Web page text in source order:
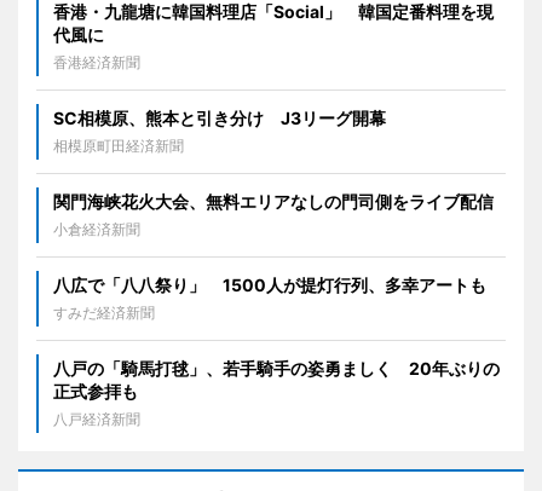
香港・九龍塘に韓国料理店「Social」 韓国定番料理を現
代風に
香港経済新聞
SC相模原、熊本と引き分け J3リーグ開幕
相模原町田経済新聞
関門海峡花火大会、無料エリアなしの門司側をライブ配信
小倉経済新聞
八広で「八八祭り」 1500人が提灯行列、多幸アートも
すみだ経済新聞
八戸の「騎馬打毬」、若手騎手の姿勇ましく 20年ぶりの
正式参拝も
八戸経済新聞